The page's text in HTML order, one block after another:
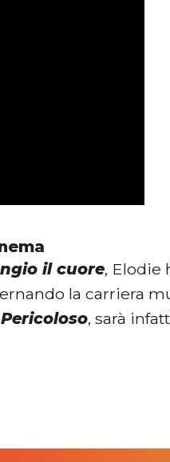
il cuore, Elodie
la carriera
, sarà